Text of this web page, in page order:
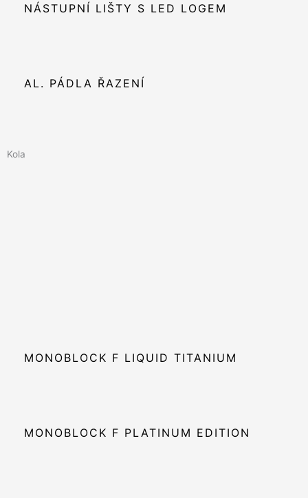
NÁSTUPNÍ LIŠTY S LED LOGEM
AL. PÁDLA ŘAZENÍ
Kola
MONOBLOCK F LIQUID TITANIUM
MONOBLOCK F PLATINUM EDITION